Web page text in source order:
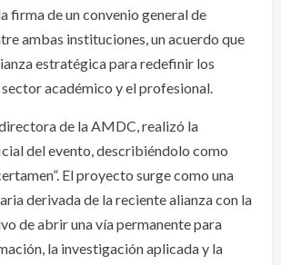
firma de un convenio general de
ambas instituciones, un acuerdo que
estratégica para redefinir los
académico y el profesional.
de la AMDC, realizó la
del evento, describiéndolo como
El proyecto surge como una
derivada de la reciente alianza con la
de abrir una vía permanente para
la investigación aplicada y la